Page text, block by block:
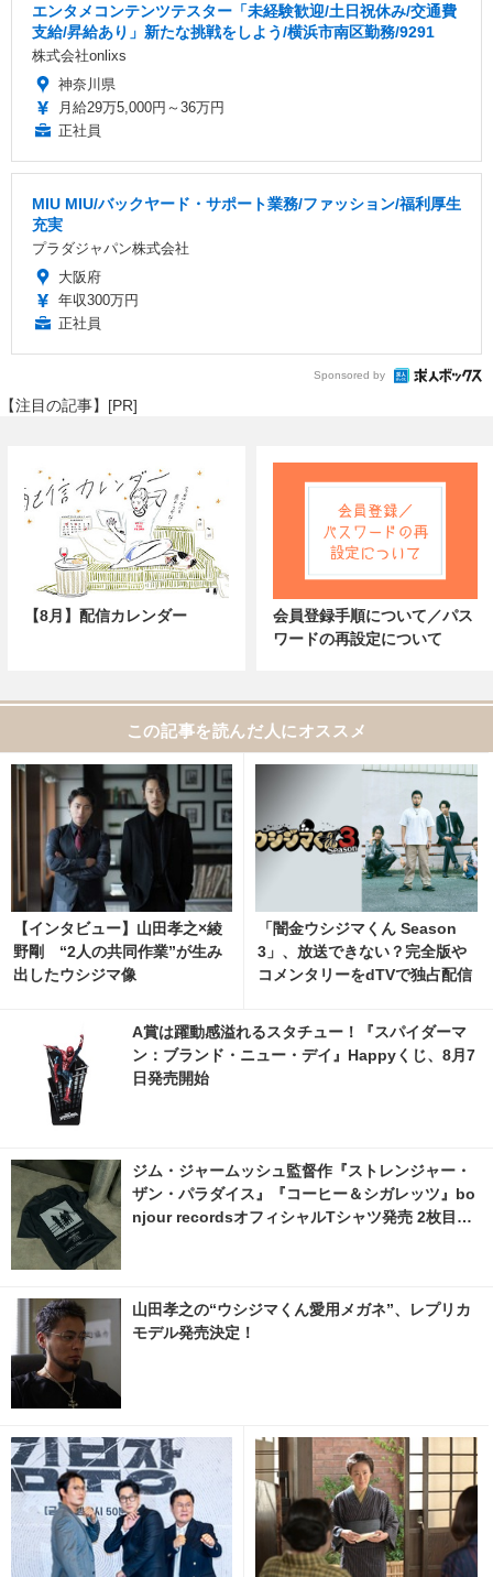
エンタメコンテンツテスター「未経験歓迎/土日祝休み/交通費
支給/昇給あり」新たな挑戦をしよう/横浜市南区勤務/9291
株式会社onlixs
神奈川県
月給29万5,000円～36万円
正社員
MIU MIU/バックヤード・サポート業務/ファッション/福利厚生
充実
プラダジャパン株式会社
大阪府
年収300万円
正社員
Sponsored by
【注目の記事】[PR]
【8月】配信カレンダー
会員登録手順について／パス
ワードの再設定について
この記事を読んだ人にオススメ
【インタビュー】山田孝之×綾
野剛 “2人の共同作業”が生み
出したウシジマ像
「闇金ウシジマくん Season
3」、放送できない？完全版や
コメンタリーをdTVで独占配信
A賞は躍動感溢れるスタチュー！『スパイダーマ
ン：ブランド・ニュー・デイ』Happyくじ、8月7
日発売開始
ジム・ジャームッシュ監督作『ストレンジャー・
ザン・パラダイス』『コーヒー＆シガレッツ』bo
njour recordsオフィシャルTシャツ発売 2枚目の
山田孝之の“ウシジマくん愛用メガネ”、レプリカ
モデル発売決定！